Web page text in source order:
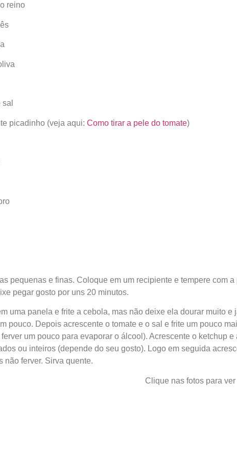
reino
picadinho (veja aqui: Como tirar a pele do tomate)
pequenas e finas. Coloque em um recipiente e tempere com
pegar gosto por uns 20 minutos.
uma panela e frite a cebola, mas não deixe ela dourar muito e
pouco. Depois acrescente o tomate e o sal e frite um pouco
um pouco para evaporar o álcool). Acrescente o ketchup e
ou inteiros (depende do seu gosto). Logo em seguida
não ferver. Sirva quente.
Clique nas fotos para